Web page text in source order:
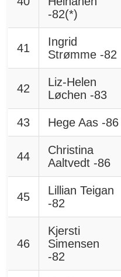
-82(*)
41
Ingrid
Strømme -82
42
Liz-Helen
Løchen -83
43 Hege Aas -86
44
Christina
Aaltvedt -86
45
Lillian Teigan
-82
46
Kjersti
Simensen
-82